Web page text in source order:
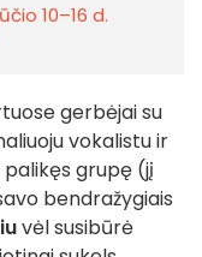
10–16 d.
gerbėjai su
vokalistu ir
palikęs grupę (jį
bendražygiais
vėl susibūrė